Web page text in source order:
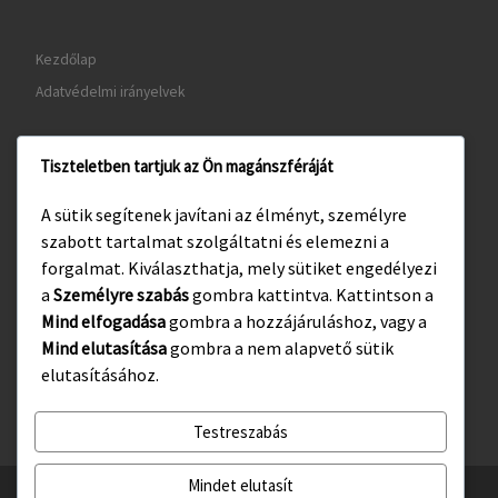
Kezdőlap
Adatvédelmi irányelvek
www.visitgyula.com
www.gyulakult.hu
Facebook Instagram
Tiszteletben tartjuk az Ön magánszféráját
A sütik segítenek javítani az élményt, személyre
szabott tartalmat szolgáltatni és elemezni a
forgalmat. Kiválaszthatja, mely sütiket engedélyezi
a Személyre szabásgombra kattintva. Kattintson a
Mind elfogadásagombra a hozzájáruláshoz, vagy a
Mind elutasításagombra a nem alapvető sütik
elutasításához.
Testreszabás
Mindet elutasít